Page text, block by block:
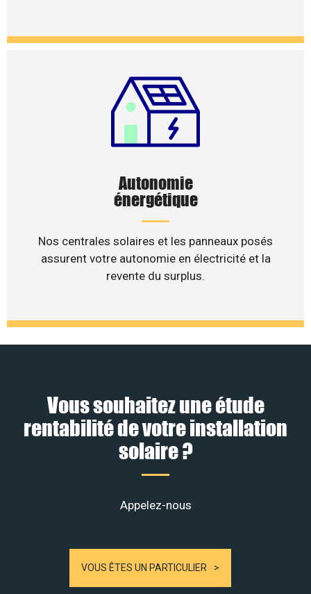
Autonomie
énergétique
Nos centrales solaires et les panneaux posés
assurent votre autonomie en électricité et la
revente du surplus.
Vous souhaitez une étude
rentabilité de votre installation
solaire ?
Appelez-nous
VOUS ÊTES UN PARTICULIER